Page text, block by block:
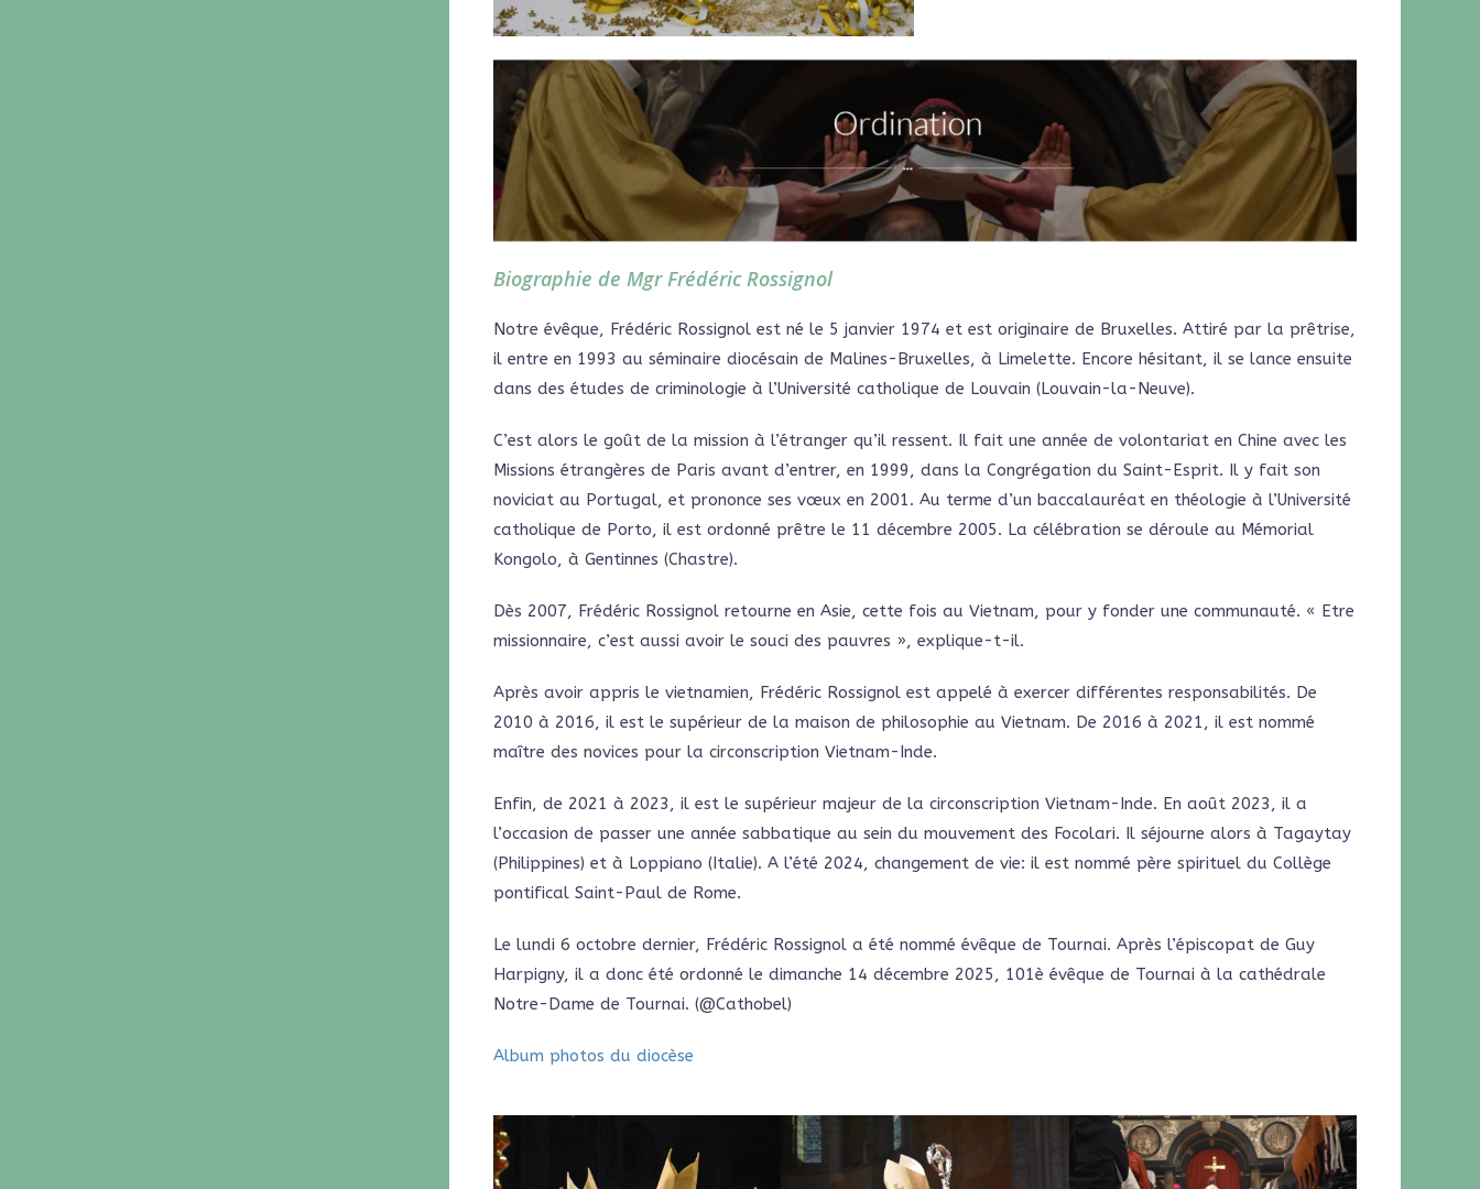
Biographie de Mgr Frédéric Rossignol
Notre évêque, Frédéric Rossignol est né le 5 janvier 1974 et est originaire de Bruxelles. Attiré par la prêtrise,
il entre en 1993 au séminaire diocésain de Malines-Bruxelles, à Limelette. Encore hésitant, il se lance ensuite
dans des études de criminologie à l’Université catholique de Louvain (Louvain-la-Neuve).
C’est alors le goût de la mission à l’étranger qu’il ressent. Il fait une année de volontariat en Chine avec les
Missions étrangères de Paris avant d’entrer, en 1999, dans la Congrégation du Saint-Esprit. Il y fait son
noviciat au Portugal, et prononce ses vœux en 2001. Au terme d’un baccalauréat en théologie à l’Université
catholique de Porto, il est ordonné prêtre le 11 décembre 2005. La célébration se déroule au Mémorial
Kongolo, à Gentinnes (Chastre).
Dès 2007, Frédéric Rossignol retourne en Asie, cette fois au Vietnam, pour y fonder une communauté. « Etre
missionnaire, c’est aussi avoir le souci des pauvres », explique-t-il.
Après avoir appris le vietnamien, Frédéric Rossignol est appelé à exercer différentes responsabilités. De
2010 à 2016, il est le supérieur de la maison de philosophie au Vietnam. De 2016 à 2021, il est nommé
maître des novices pour la circonscription Vietnam-Inde.
Enfin, de 2021 à 2023, il est le supérieur majeur de la circonscription Vietnam-Inde. En août 2023, il a
l’occasion de passer une année sabbatique au sein du mouvement des Focolari. Il séjourne alors à Tagaytay
(Philippines) et à Loppiano (Italie). A l’été 2024, changement de vie: il est nommé père spirituel du Collège
pontifical Saint-Paul de Rome.
Le lundi 6 octobre dernier, Frédéric Rossignol a été nommé évêque de Tournai. Après l’épiscopat de Guy
Harpigny, il a donc été ordonné le dimanche 14 décembre 2025, 101è évêque de Tournai à la cathédrale
Notre-Dame de Tournai. (@Cathobel)
Album photos du diocèse